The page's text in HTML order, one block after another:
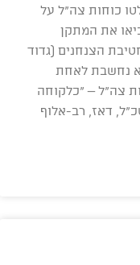
1969, ובו השתלטו כוחות צה"ל על
את המתקן
הצנחנים (גדוד
נחשבת לאחת
צה"ל – "כלקוחה
דאז, רב-אלוף